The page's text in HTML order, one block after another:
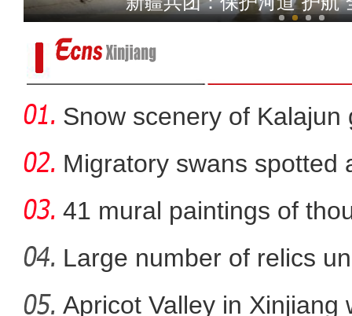
【万人说新疆】新疆青年北
Snow scenery of Kalajun
Migratory swans spotted
41 mural paintings of
grotto
Large number of relics
Apricot Valley in Xinjiang